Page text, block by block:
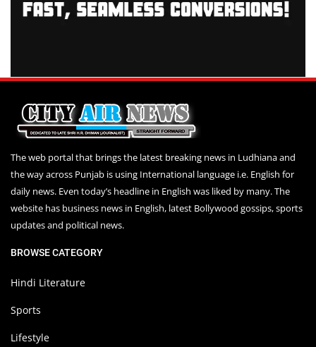
The web portal that brings the latest breaking news in Ludhiana and
the way across Punjab is using International language i.e. English for
daily news. Even today’s headline in English was liked by many. The
website has business news in English, latest Bollywood gossips, sports
updates and political news.
BROWSE CATEGORY
Hindi Literature
Sports
Lifestyle